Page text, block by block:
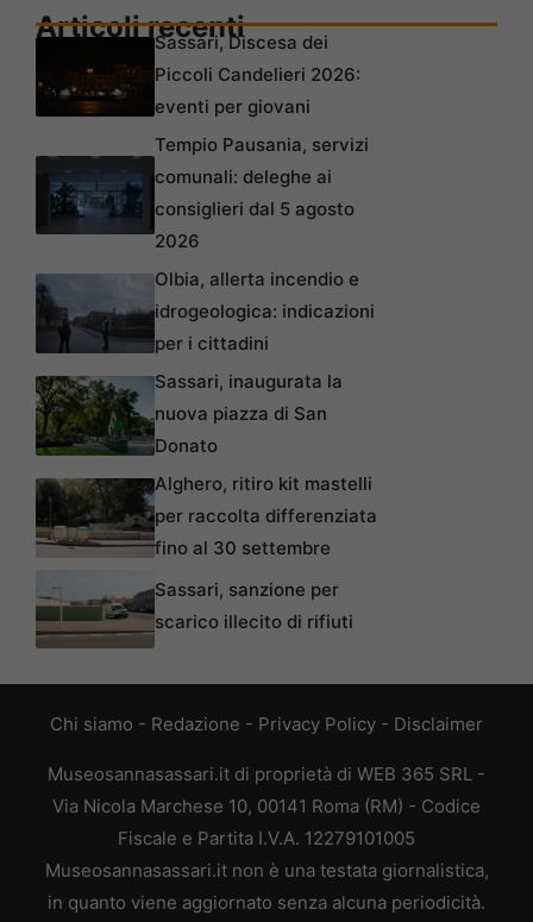
Articoli recenti
Sassari, Discesa dei
Piccoli Candelieri 2026:
eventi per giovani
Tempio Pausania, servizi
comunali: deleghe ai
consiglieri dal 5 agosto
2026
Olbia, allerta incendio e
idrogeologica: indicazioni
per i cittadini
Sassari, inaugurata la
nuova piazza di San
Donato
Alghero, ritiro kit mastelli
per raccolta differenziata
fino al 30 settembre
Sassari, sanzione per
scarico illecito di rifiuti
Chi siamo - Redazione - Privacy Policy - Disclaimer
Museosannasassari.it di proprietà di WEB 365 SRL -
Via Nicola Marchese 10, 00141 Roma (RM) - Codice
Fiscale e Partita I.V.A. 12279101005
Museosannasassari.it non è una testata giornalistica,
in quanto viene aggiornato senza alcuna periodicità.